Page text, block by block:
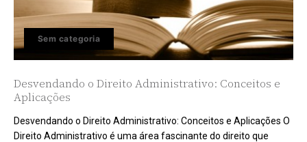
Sem categoria
Desvendando o Direito Administrativo: Conceitos e
Aplicações
Desvendando o Direito Administrativo: Conceitos e Aplicações O
Direito Administrativo é uma área fascinante do direito que